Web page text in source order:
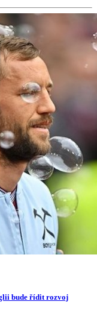
bude řídit rozvoj